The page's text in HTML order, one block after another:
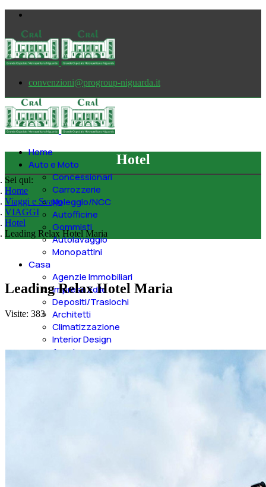
convenzioni@progroup-niguarda.it
Home
Auto e Moto
Concessionari
Carrozzerie
Noleggio/NCC
Autofficine
Gommisti
Autolavaggio
Monopattini
Casa
Agenzie Immobiliari
Impresa Edile
Depositi/Traslochi
Architetti
Climatizzazione
Interior Design
Arredamento
Arredamenti Esterni
Hotel
Sei qui:
Home
Viaggi e Svago
VIAGGI
Hotel
Leading Relax Hotel Maria
Leading Relax Hotel Maria
Visite: 383